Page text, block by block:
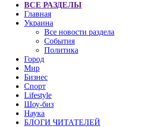
ВСЕ РАЗДЕЛЫ
Главная
Украина
Все новости раздела
События
Политика
Город
Мир
Бизнес
Спорт
Lifestyle
Шоу-биз
Наука
БЛОГИ ЧИТАТЕЛЕЙ